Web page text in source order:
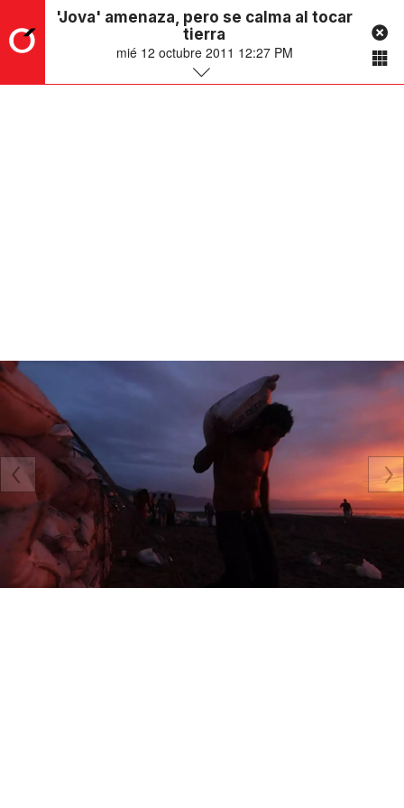
'Jova' amenaza, pero se calma al tocar
tierra
mié 12 octubre 2011 12:27 PM